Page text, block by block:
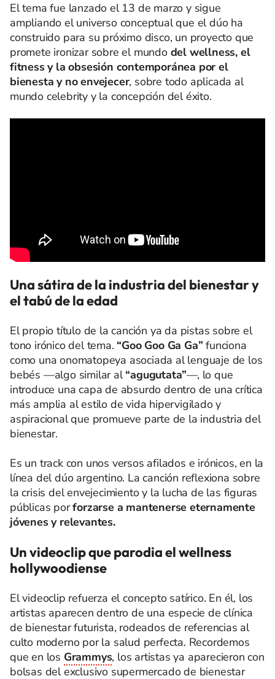
El tema fue lanzado el 13 de marzo y sigue
ampliando el universo conceptual que el dúo ha
construido para su próximo disco, un proyecto que
promete ironizar sobre el mundo del wellness, el
fitness y la obsesión contemporánea por el
bienesta y no envejecer, sobre todo aplicada al
mundo celebrity y la concepción del éxito.
Una sátira de la industria del bienestar y
el tabú de la edad
El propio título de la canción ya da pistas sobre el
tono irónico del tema. “Goo Goo Ga Ga” funciona
como una onomatopeya asociada al lenguaje de los
bebés —algo similar al“agugutata”—, lo que
introduce una capa de absurdo dentro de una crítica
más amplia al estilo de vida hipervigilado y
aspiracional que promueve parte de la industria del
bienestar.
Es un track con unos versos afilados e irónicos, en la
línea del dúo argentino. La canción reflexiona sobre
la crisis del envejecimiento y la lucha de las figuras
públicas porforzarse a mantenerse eternamente
jóvenes y relevantes.
Un videoclip que parodia el wellness
hollywoodiense
El videoclip refuerza el concepto satírico. En él, los
artistas aparecen dentro de una especie de clínica
de bienestar futurista, rodeados de referencias al
culto moderno por la salud perfecta. Recordemos
que en los Grammys, los artistas ya aparecieron con
bolsas del exclusivo supermercado de bienestar